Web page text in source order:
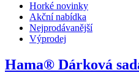
Horké novinky
Akční nabídka
Nejprodávanější
Výprodej
Hama® Dárková